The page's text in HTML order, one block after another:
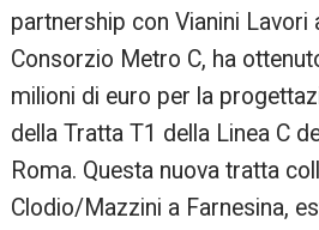
partnership con Vianini Lavori
Consorzio Metro C, ha
milioni di euro per la
della Tratta T1 della Linea C
Roma. Questa nuova tratta
Clodio/Mazzini a Farnesina,